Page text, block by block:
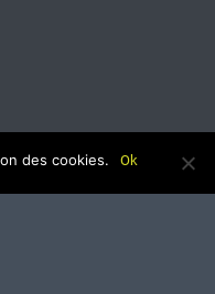
des cookies. Ok